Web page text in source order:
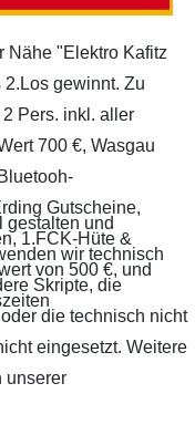
Nähe "Elektro Kafitz
gewinnt. Zu
Pers. inkl. aller
700 €, Wasgau
Gutscheine,
1.FCK-Hüte &
von 500 €, und
gestalten und
wir technisch
Skripte, die
die technisch nicht
eingesetzt. Weitere
unserer